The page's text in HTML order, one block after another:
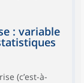
: variable
(c’est-à-